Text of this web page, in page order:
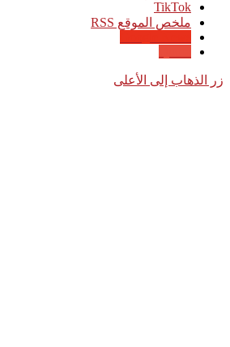
‫TikTok
ملخص الموقع RSS
زر الذهاب إلى الأعلى